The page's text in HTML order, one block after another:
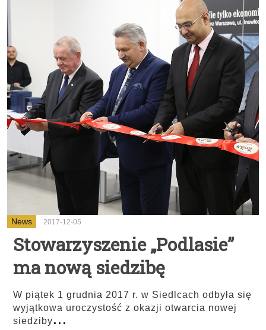
News 2017-12-05
Stowarzyszenie „Podlasie”
ma nową siedzibę
W piątek 1 grudnia 2017 r. w Siedlcach odbyła się
wyjątkowa uroczystość z okazji otwarcia nowej
siedziby...